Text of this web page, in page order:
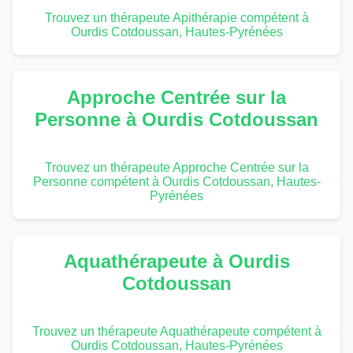
Trouvez un thérapeute Apithérapie compétent à
Ourdis Cotdoussan, Hautes-Pyrénées
Approche Centrée sur la
Personne à Ourdis Cotdoussan
Trouvez un thérapeute Approche Centrée sur la
Personne compétent à Ourdis Cotdoussan, Hautes-
Pyrénées
Aquathérapeute à Ourdis
Cotdoussan
Trouvez un thérapeute Aquathérapeute compétent à
Ourdis Cotdoussan, Hautes-Pyrénées